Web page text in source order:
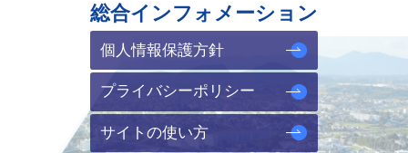
総合インフォメーション
個人情報保護方針
プライバシーポリシー
サイトの使い方